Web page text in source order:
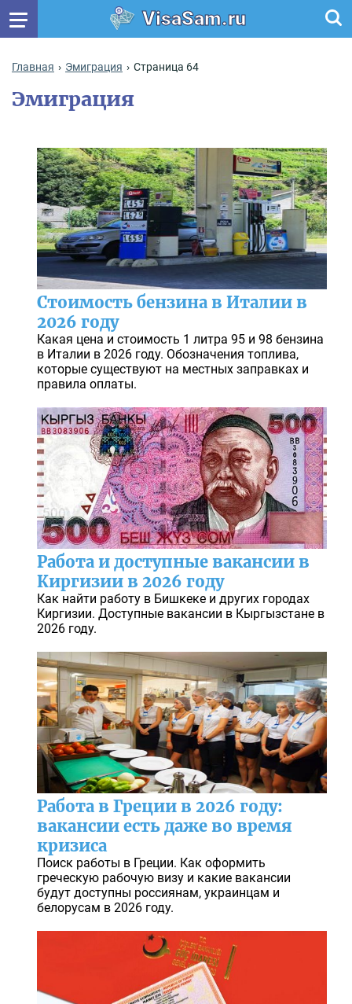
VisaSam.ru
Главная Эмиграция Страница 64
Эмиграция
Стоимость бензина в Италии в
2026 году
Какая цена и стоимость 1 литра 95 и 98 бензина
в Италии в 2026 году. Обозначения топлива,
которые существуют на местных заправках и
правила оплаты.
Работа и доступные вакансии в
Киргизии в 2026 году
Как найти работу в Бишкеке и других городах
Киргизии. Доступные вакансии в Кыргызстане в
2026 году.
Работа в Греции в 2026 году:
вакансии есть даже во время
кризиса
Поиск работы в Греции. Как оформить
греческую рабочую визу и какие вакансии
будут доступны россиянам, украинцам и
белорусам в 2026 году.